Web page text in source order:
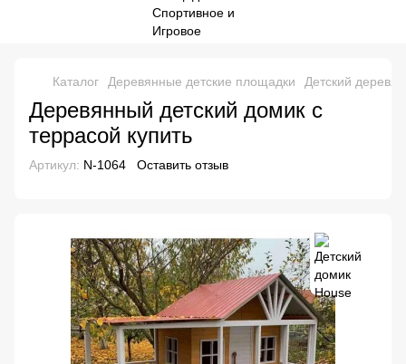
Каталог Деревянные детские площадки Детский
Деревянный детский домик с
террасой купить
Артикул: N-1064 Оставить отзыв